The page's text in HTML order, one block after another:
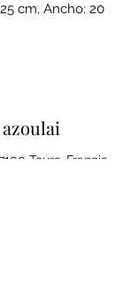
cm, Ancho: 20
Tours, Francia